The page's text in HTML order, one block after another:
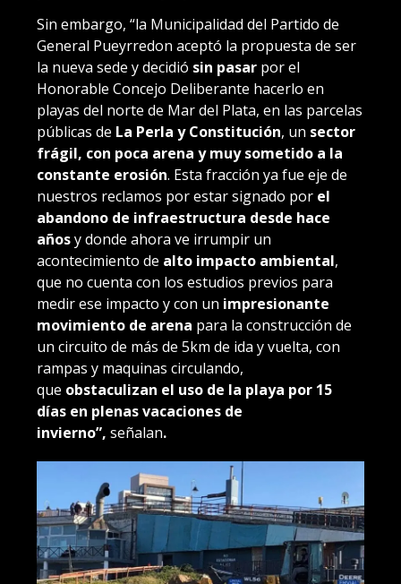
Sin embargo, “la Municipalidad del Partido de
General Pueyrredon aceptó la propuesta de ser
la nueva sede y decidió sin pasar por el
Honorable Concejo Deliberante hacerlo en
playas del norte de Mar del Plata, en las parcelas
públicas de La Perla y Constitución, un sector
frágil, con poca arena y muy sometido a la
constante erosión. Esta fracción ya fue eje de
nuestros reclamos por estar signado por el
abandono de infraestructura desde hace
añosy donde ahora ve irrumpir un
acontecimiento de alto impacto ambiental,
que no cuenta con los estudios previos para
medir ese impacto y con un impresionante
movimiento de arena para la construcción de
un circuito de más de 5km de ida y vuelta, con
rampas y maquinas circulando,
que obstaculizan el uso de la playa por 15
días en plenas vacaciones de
invierno”, señalan.